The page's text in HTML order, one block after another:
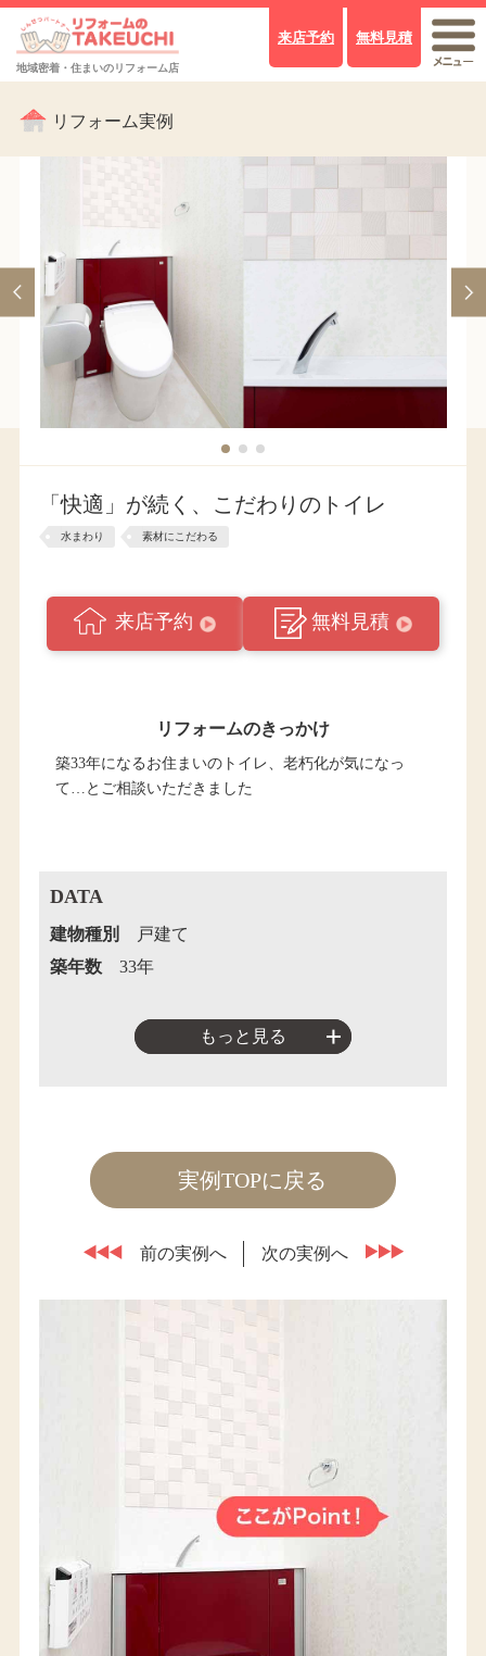
地域密着・住まいのリフォーム店
来店予約 無料見積
リフォーム実例
「快適」が続く、こだわりのトイレ
水まわり 素材にこだわる
来店予約 無料見積
リフォームのきっかけ
築33年になるお住まいのトイレ、老朽化が気になっ
て…とご相談いただきました
DATA
建物種別
戸建て
築年数
33年
もっと見る
実例TOPに戻る
前の実例へ 次の実例へ